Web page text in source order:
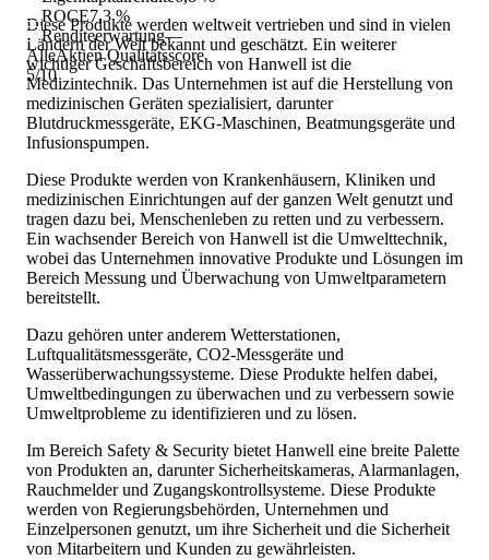
ROCE7,3 %
Renditeerwartung—
AlleAktien Qualitätsscore
5/10
Diese Produkte werden weltweit vertrieben und sind in vielen
Ländern der Welt bekannt und geschätzt. Ein weiterer
wichtiger Geschäftsbereich von Hanwell ist die
Medizintechnik. Das Unternehmen ist auf die Herstellung von
medizinischen Geräten spezialisiert, darunter
Blutdruckmessgeräte, EKG-Maschinen, Beatmungsgeräte und
Infusionspumpen.
Diese Produkte werden von Krankenhäusern, Kliniken und
medizinischen Einrichtungen auf der ganzen Welt genutzt und
tragen dazu bei, Menschenleben zu retten und zu verbessern.
Ein wachsender Bereich von Hanwell ist die Umwelttechnik,
wobei das Unternehmen innovative Produkte und Lösungen im
Bereich Messung und Überwachung von Umweltparametern
bereitstellt.
Dazu gehören unter anderem Wetterstationen,
Luftqualitätsmessgeräte, CO2-Messgeräte und
Wasserüberwachungssysteme. Diese Produkte helfen dabei,
Umweltbedingungen zu überwachen und zu verbessern sowie
Umweltprobleme zu identifizieren und zu lösen.
Im Bereich Safety & Security bietet Hanwell eine breite Palette
von Produkten an, darunter Sicherheitskameras, Alarmanlagen,
Rauchmelder und Zugangskontrollsysteme. Diese Produkte
werden von Regierungsbehörden, Unternehmen und
Einzelpersonen genutzt, um ihre Sicherheit und die Sicherheit
von Mitarbeitern und Kunden zu gewährleisten.